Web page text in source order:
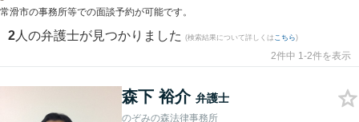
常滑市の事務所等での面談予約が可能です。
2 人の弁護士が見つかりました (検索結果について詳しくは こちら)
2件中 1-2件を表示
森下 裕介 弁護士
のぞみの森法律事務所